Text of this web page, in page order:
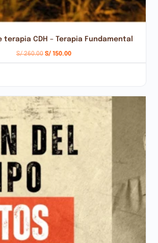
terapia CDH – Terapia Fundamental
S/260.00 S/ 150.00